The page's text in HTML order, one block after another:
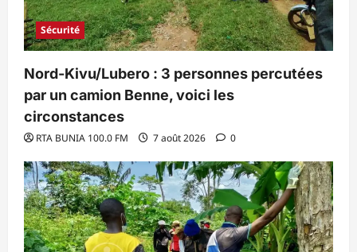
Sécurité
Nord-Kivu/Lubero : 3 personnes percutées
par un camion Benne, voici les
circonstances
RTA BUNIA 100.0 FM 7 août 2026 0